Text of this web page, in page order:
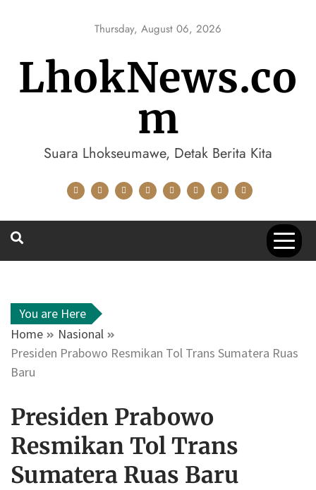
Thursday, August 06, 2026
LhokNews.co
m
Suara Lhokseumawe, Detak Berita Kita
You are Here
Home
Nasional
Presiden Prabowo Resmikan Tol Trans Sumatera Ruas
Baru
Presiden Prabowo
Resmikan Tol Trans
Sumatera Ruas Baru